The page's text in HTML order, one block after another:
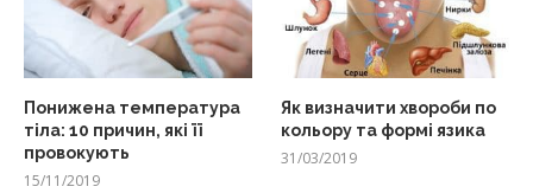
Понижена температура
тіла: 10 причин, які її
провокують
15/11/2019
Як визначити хвороби по
кольору та формі язика
31/03/2019